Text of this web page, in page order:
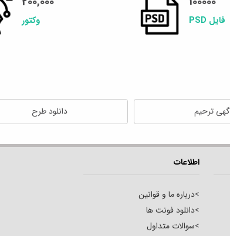
فایل PSD وکتور
ترحیم دانلود طرح
اطلاعات
>درباره ما و قوانین
>دانلود فونت ها
>سوالات متداول